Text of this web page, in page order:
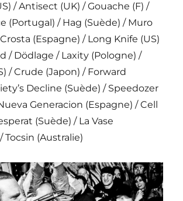
/ Antisect (UK) / Gouache (F) /
(Portugal) / Hag (Suède) / Muro
(Espagne) / Long Knife (US)
/ Dödlage / Laxity (Pologne) /
/ Crude (Japon) / Forward
Decline (Suède) / Speedozer
Generacion (Espagne) / Cell
(Suède) / La Vase
Tocsin (Australie)